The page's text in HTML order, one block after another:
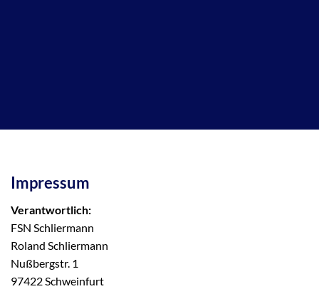
Impressum
Verantwortlich:
FSN Schliermann
Roland Schliermann
Nußbergstr. 1
97422 Schweinfurt